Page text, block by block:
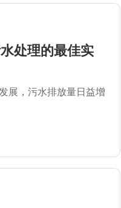
处理的最佳实
展，污水排放量日益增